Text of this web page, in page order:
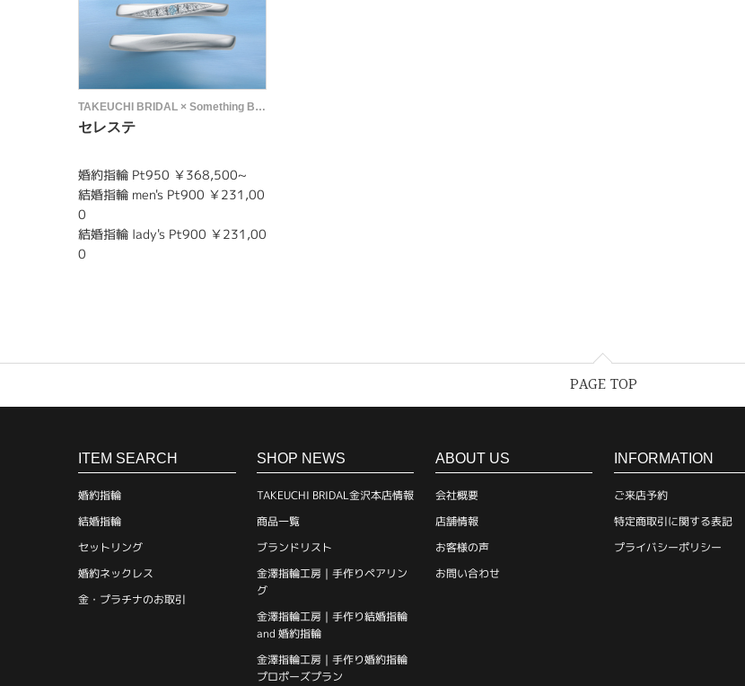
TAKEUCHI BRIDAL × Something Blue
セレステ
婚約指輪 Pt950 ￥368,500~
結婚指輪 men's Pt900 ￥231,00
0
結婚指輪 lady's Pt900 ￥231,00
0
PAGE TOP
ITEM SEARCH
婚約指輪
結婚指輪
セットリング
婚約ネックレス
金・プラチナのお取引
SHOP NEWS
TAKEUCHI BRIDAL金沢本店情報
商品一覧
ブランドリスト
金澤指輪工房｜手作りペアリン
グ
金澤指輪工房｜手作り結婚指輪
and 婚約指輪
金澤指輪工房｜手作り婚約指輪
プロポーズプラン
ABOUT US
会社概要
店舗情報
お客様の声
お問い合わせ
INFORMATION
ご来店予約
特定商取引に関する表記
プライバシーポリシー